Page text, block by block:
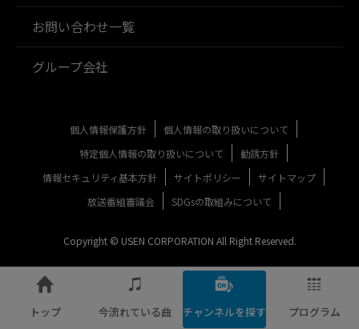
お問い合わせ一覧
グループ会社
個人情報保護方針
個人情報の取り扱いについて
特定個人情報の取り扱いについて
勧誘方針
情報セキュリティ基本方針
サイトポリシー
サイトマップ
放送番組審議会
SDGsの取組みについて
Copyright © USEN CORPORATION All Right Reserved.
トップ 今流れている曲 チャンネルを探す プログラム